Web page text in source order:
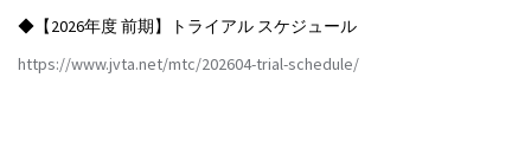
◆【2026年度 前期】トライアル スケジュール
https://www.jvta.net/mtc/202604-trial-schedule/